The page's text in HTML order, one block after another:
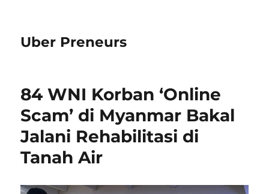
Uber Preneurs
84 WNI Korban ‘Online
Scam’ di Myanmar Bakal
Jalani Rehabilitasi di
Tanah Air